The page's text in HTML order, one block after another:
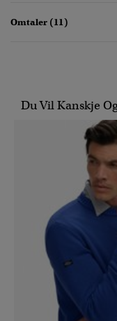
Omtaler (11)
Du Vil Kanskje